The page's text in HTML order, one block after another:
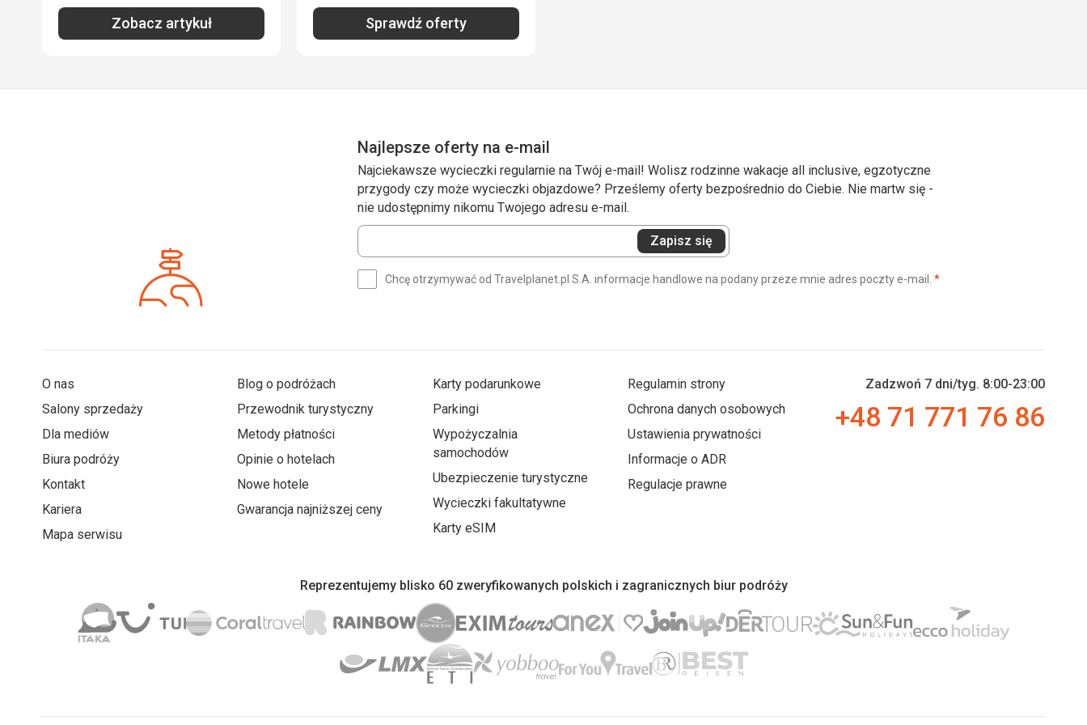
Zobacz artykuł Sprawdź oferty
Najlepsze oferty na e-mail
Najciekawsze wycieczki regularnie na Twój e-mail! Wolisz rodzinne wakacje all inclusive, egzotyczne
przygody czy może wycieczki objazdowe? Prześlemy oferty bezpośrednio do Ciebie. Nie martw się -
nie udostępnimy nikomu Twojego adresu e-mail.
Wprowadź
swój
Zapisz się
Chcę otrzymywać od Travelplanet.pl S.A. informacje handlowe na podany przeze mnie adres poczty e-mail. *(wymagane)
O nas
Salony sprzedaży
Dla mediów
Biura podróży
Kontakt
Kariera
Mapa serwisu
Blog o podróżach
Przewodnik turystyczny
Metody płatności
Opinie o hotelach
Nowe hotele
Gwarancja najniższej ceny
Karty podarunkowe
Parkingi
Wypożyczalnia
samochodów
Ubezpieczenie turystyczne
Wycieczki fakultatywne
Karty eSIM
Regulamin strony
Ochrona danych osobowych
Ustawienia prywatności
Informacje o ADR
Regulacje prawne
Zadzwoń 7 dni/tyg. 8:00-23:00
+48 71 771 76 86
Reprezentujemy blisko 60 zweryfikowanych polskich i zagranicznych biur podróży